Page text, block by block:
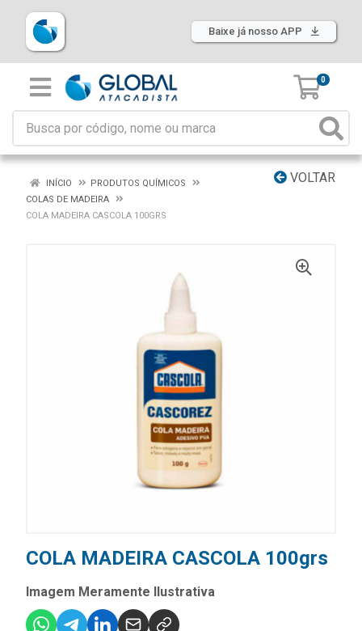
Baixe já nosso APP
0
VOLTAR
INÍCIO
PRODUTOS QUÍMICOS
COLAS DE MADEIRA
COLA MADEIRA CASCOLA 100GRS
COLA MADEIRA CASCOLA 100grs
Imagem Meramente Ilustrativa